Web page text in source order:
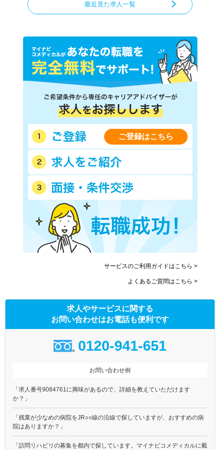
最近見た求人一覧
ご登録はこちら
サービスのご利用ガイドはこちら >
よくあるご質問はこちら >
求人やサービスに関する
お問い合わせはお電話も便利です
0120-941-651
お問い合わせ例
「求人番号9084761に興味があるので、詳細を教えていただけます
か？」
「残業が少なめの病院をJR○○線の沿線で探していますが、おすすめの病
院はありますか？」
「訪問リハビリの募集を都内で探しています。マイナビコメディカルに載